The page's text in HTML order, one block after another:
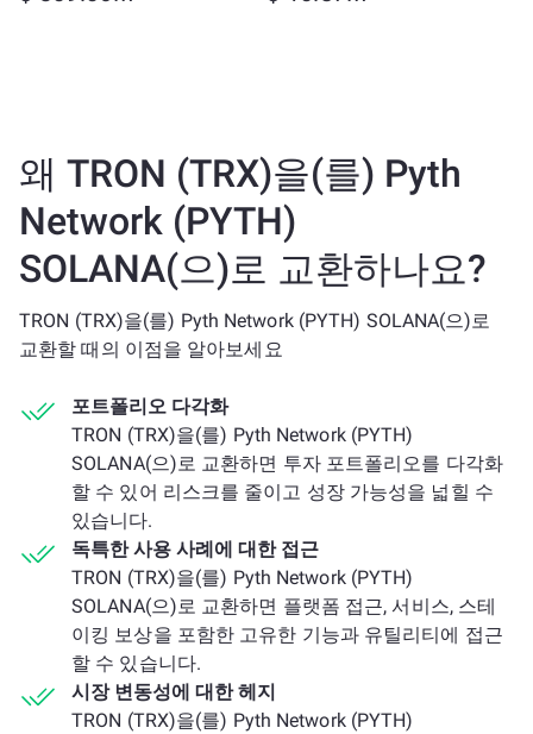
왜 TRON (TRX)을(를) Pyth
Network (PYTH)
SOLANA(으)로 교환하나요?
TRON (TRX)을(를) Pyth Network (PYTH) SOLANA(으)로
교환할 때의 이점을 알아보세요
포트폴리오 다각화
TRON (TRX)을(를) Pyth Network (PYTH)
SOLANA(으)로 교환하면 투자 포트폴리오를 다각화
할 수 있어 리스크를 줄이고 성장 가능성을 넓힐 수
있습니다.
독특한 사용 사례에 대한 접근
TRON (TRX)을(를) Pyth Network (PYTH)
SOLANA(으)로 교환하면 플랫폼 접근, 서비스, 스테
이킹 보상을 포함한 고유한 기능과 유틸리티에 접근
할 수 있습니다.
시장 변동성에 대한 헤지
TRON (TRX)을(를) Pyth Network (PYTH)